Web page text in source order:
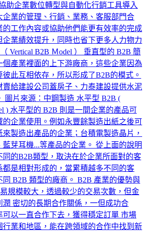
助企業數位轉型與自動化行銷工具導入
企業的管理、行銷、業務、客服部門合
的工作內容或協助他們能更有效率的完成
企業績效提升，同時也省下更多人力物力
Vertical B2B Ｍodel ） 垂直型的 B2B 簡
個產業裡面的上下游廠商，這些企業因為
此互相依存，所以形成了B2B的模式。
賣給建設公司蓋房子、力泰建設提供水泥
圖片來源：中鋼製造 水平型 B2B (
) 水平型的 B2B 則是一間企業的產品可
的企業使用。例如永豐餘製造出紙之後可
製造出產品的企業；台積電製造晶片，
藍芽耳機...等產品的企業。 從上面的說明
的B2B類型，取決在於企業所面對的客
都是相對形成的，當累積越多不同的客
同 B2B 類型的廠商。 B2B 產業的優勢與
規模較大，透過較少的交易次數，但金
密切的長期合作關係，一但成功合
以一直合作下去，獲得穩定訂單 市場
行業和地區，能在跨領域的合作中找到新